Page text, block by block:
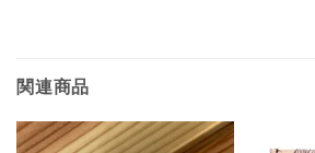
関連商品